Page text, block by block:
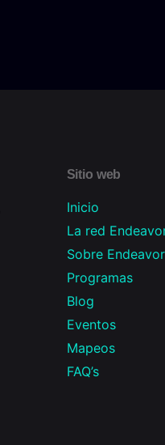
Sitio web
Inicio
La red
Sobre Endeavor
Programas
Blog
Eventos
Mapeos
FAQ’s